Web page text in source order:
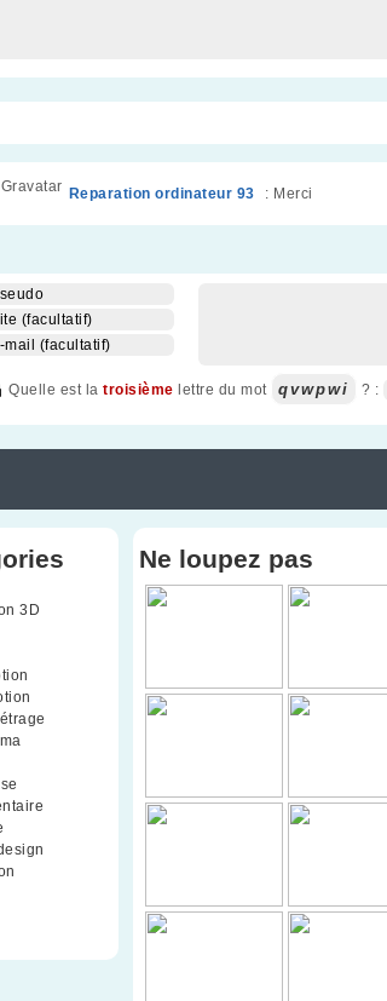
Reparation ordinateur 93 : Merci
Quelle est la troisième lettre du mot qvwpwi ? :
3D
Ne loupez pas